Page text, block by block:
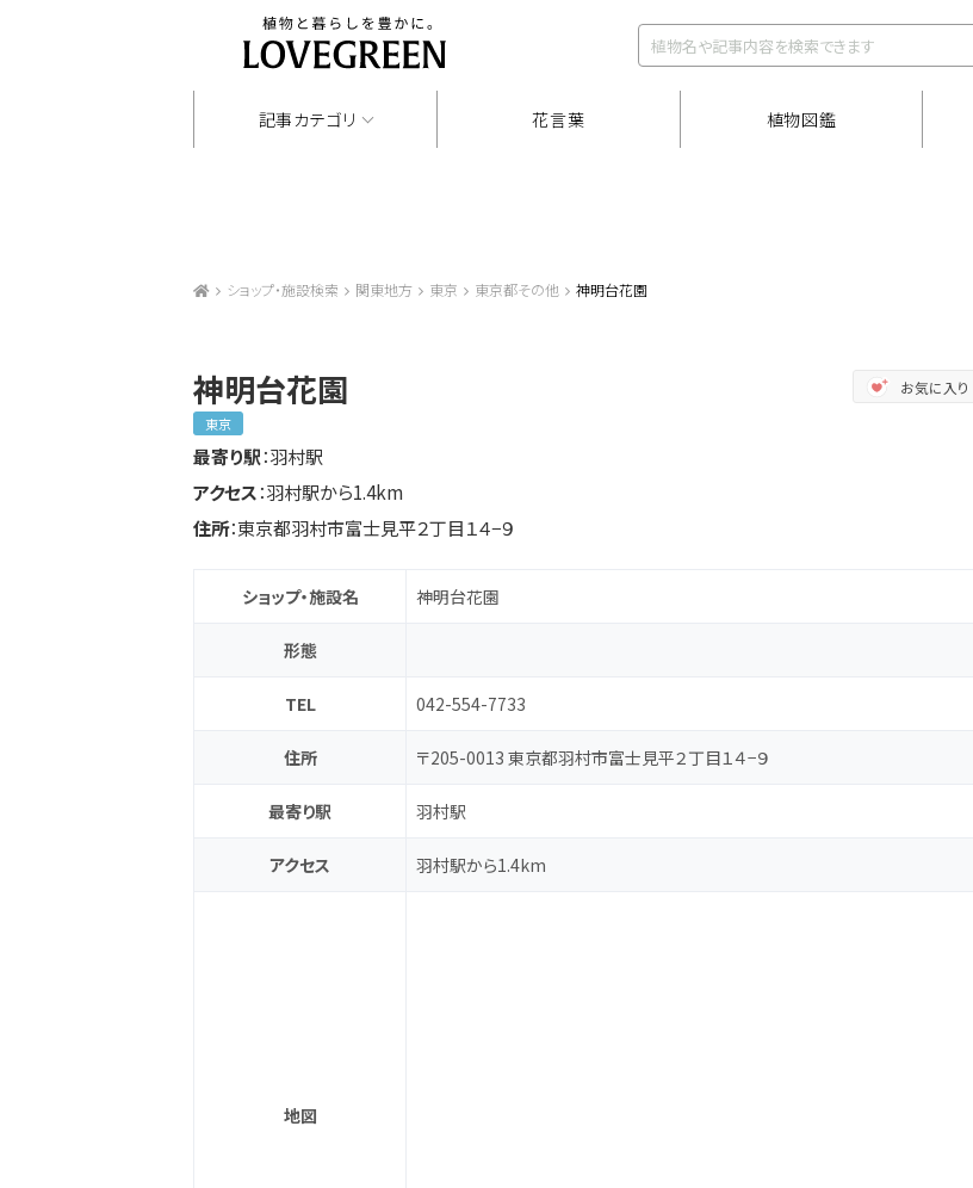
記事カテゴリ 花言葉 植物図鑑
ショップ・施設検索 関東地方 東京 東京都その他 神明台花園
神明台花園 お気に入り
東京
最寄り駅：羽村駅
アクセス：羽村駅から1.4km
住所：東京都羽村市富士見平２丁目１４−９
ショップ・施設名 神明台花園
形態
TEL 042-554-7733
住所 〒205-0013 東京都羽村市富士見平２丁目１４−９
最寄り駅 羽村駅
アクセス 羽村駅から1.4km
地図